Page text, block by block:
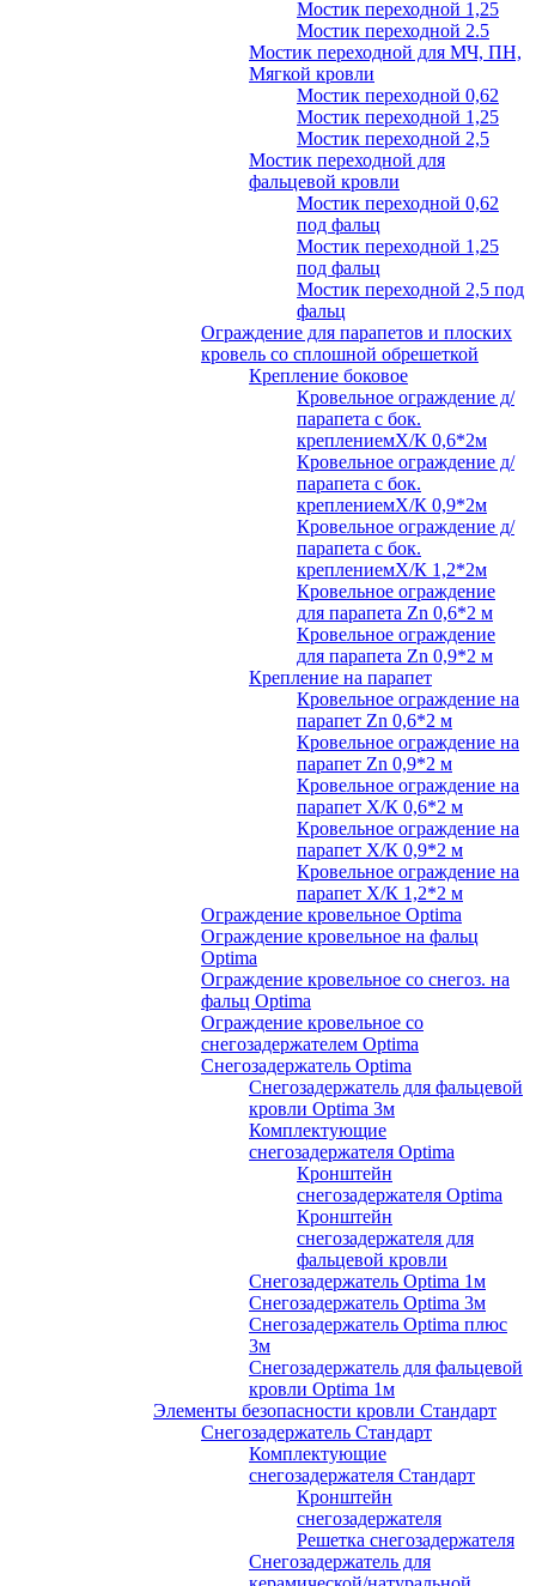
Мостик переходной 1,25
Мостик переходной 2.5
Мостик переходной для МЧ, ПН,
Мягкой кровли
Мостик переходной 0,62
Мостик переходной 1,25
Мостик переходной 2,5
Мостик переходной для
фальцевой кровли
Мостик переходной 0,62
под фальц
Мостик переходной 1,25
под фальц
Мостик переходной 2,5 под
фальц
Ограждение для парапетов и плоских
кровель со сплошной обрешеткой
Крепление боковое
Кровельное ограждение д/
парапета с бок.
креплениемХ/К 0,6*2м
Кровельное ограждение д/
парапета с бок.
креплениемХ/К 0,9*2м
Кровельное ограждение д/
парапета с бок.
креплениемХ/К 1,2*2м
Кровельное ограждение
для парапета Zn 0,6*2 м
Кровельное ограждение
для парапета Zn 0,9*2 м
Крепление на парапет
Кровельное ограждение на
парапет Zn 0,6*2 м
Кровельное ограждение на
парапет Zn 0,9*2 м
Кровельное ограждение на
парапет Х/К 0,6*2 м
Кровельное ограждение на
парапет Х/К 0,9*2 м
Кровельное ограждение на
парапет Х/К 1,2*2 м
Ограждение кровельное Optima
Ограждение кровельное на фальц
Optima
Ограждение кровельное со снегоз. на
фальц Optima
Ограждение кровельное со
снегозадержателем Optima
Снегозадержатель Optima
Снегозадержатель для фальцевой
кровли Optima 3м
Комплектующие
снегозадержателя Optima
Кронштейн
снегозадержателя Optima
Кронштейн
снегозадержателя для
фальцевой кровли
Снегозадержатель Optima 1м
Снегозадержатель Optima 3м
Снегозадержатель Optima плюс
3м
Снегозадержатель для фальцевой
кровли Optima 1м
Элементы безопасности кровли Стандарт
Снегозадержатель Стандарт
Комплектующие
снегозадержателя Стандарт
Кронштейн
снегозадержателя
Решетка снегозадержателя
Снегозадержатель для